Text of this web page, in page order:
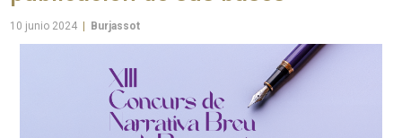
10 junio 2024 Burjassot